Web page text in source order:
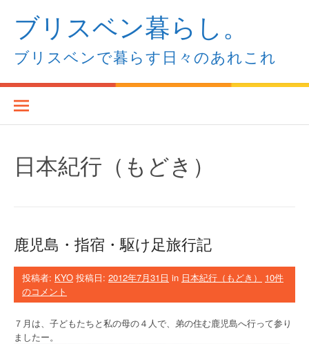
ス
ブリスベン暮らし。
ブリスベンで暮らす日々のあれこれ
日本紀行（もどき）
鹿児島・指宿・駆け足旅行記
投稿者: KYO 投稿日: 2012年7月31日 in 日本紀行（もどき）
10件
のコメント
７月は、子どもたちと私の母の４人で、弟の住む鹿児島へ行って参り
ましたー。